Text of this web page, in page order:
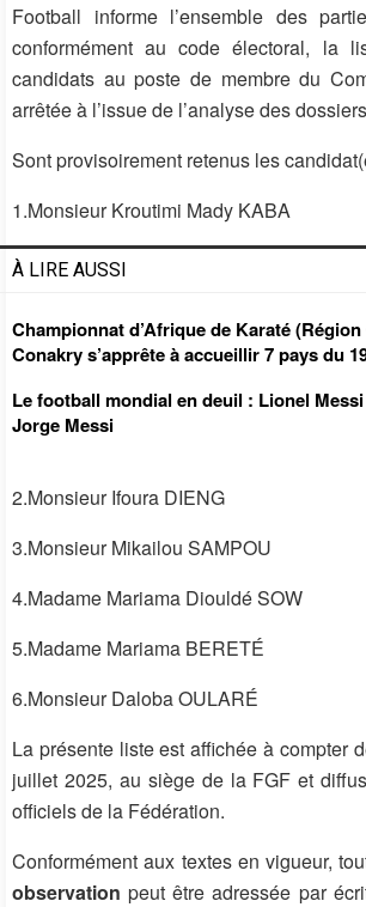
Football informe l’ensemble des
conformément au code électoral, la
candidats au poste de membre du
arrêtée à l’issue de l’analyse des
Sont provisoirement retenus les
1.Monsieur Kroutimi Mady KABA
À LIRE AUSSI
Championnat d’Afrique de Karaté
Conakry s’apprête à accueillir 7 pays du
Le football mondial en deuil : Lionel
Jorge Messi
2.Monsieur Ifoura DIENG
3.Monsieur Mikailou SAMPOU
4.Madame Mariama Diouldé SOW
5.Madame Mariama BERETÉ
6.Monsieur Daloba OULARÉ
La présente liste est affichée à compter
juillet 2025, au siège de la FGF et
officiels de la Fédération.
Conformément aux textes en vigueur,
observation peut être adressée par